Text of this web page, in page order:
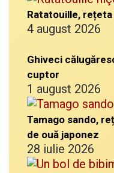
Ratatouille,
4 august 2026
Ghiveci
cuptor
1 august 2026
Tamago sando,
de ouă japonez
28 iulie 2026